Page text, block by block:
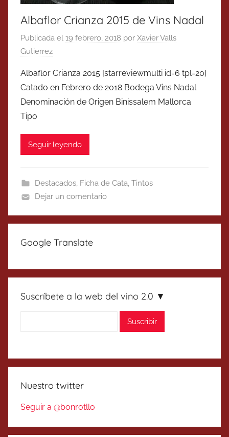
Albaflor Crianza 2015 de Vins Nadal
Publicada el 19 febrero, 2018 por Xavier Valls
Gutierrez
Albaflor Crianza 2015 [starreviewmulti id=6 tpl=20]
Catado en Febrero de 2018 Bodega Vins Nadal
Denominación de Origen Binissalem Mallorca
Tipo
Seguir leyendo
Destacados, Ficha de Cata, Tintos
Dejar un comentario
Google Translate
Suscríbete a la web del vino 2.0 ▼
Nuestro twitter
Seguir a @bonrotllo